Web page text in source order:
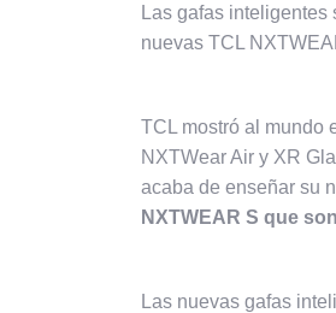
Las gafas
nuevas TCL
TCL mostró al mundo
NXTWear Air y XR
acaba de enseñar su
NXTWEAR S que
Las nuevas gafas